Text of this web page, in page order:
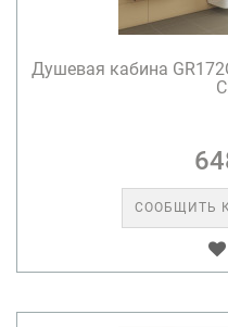
Душевая кабина
СООБЩИТЬ